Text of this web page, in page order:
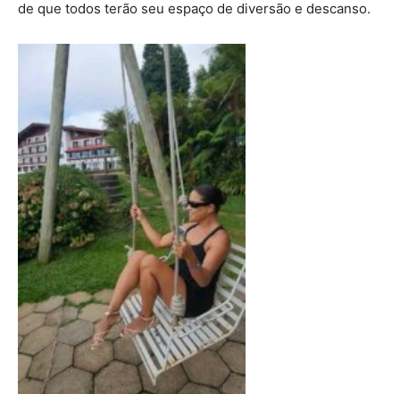
de que todos terão seu espaço de diversão e descanso.